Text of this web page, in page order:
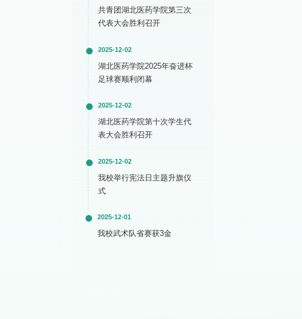
共青团湖北医药学院第三次
代表大会胜利召开
2025-12-02
湖北医药学院2025年奋进杯
足球赛顺利闭幕
2025-12-02
湖北医药学院第十次学生代
表大会胜利召开
2025-12-02
我校举行宪法日主题升旗仪
式
2025-12-01
我校武术队省赛获3金